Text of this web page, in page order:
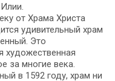
от Храма Христа
удивительный храм
Это
художественная
за многие века.
в 1592 году, храм ни